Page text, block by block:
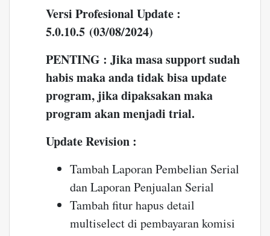
Versi Profesional Update :
5.0.10.5 (03/08/2024)
PENTING : Jika masa support sudah
habis maka anda tidak bisa update
program, jika dipaksakan maka
program akan menjadi trial.
Update Revision :
Tambah Laporan Pembelian Serial
dan Laporan Penjualan Serial
Tambah fitur hapus detail
multiselect di pembayaran komisi